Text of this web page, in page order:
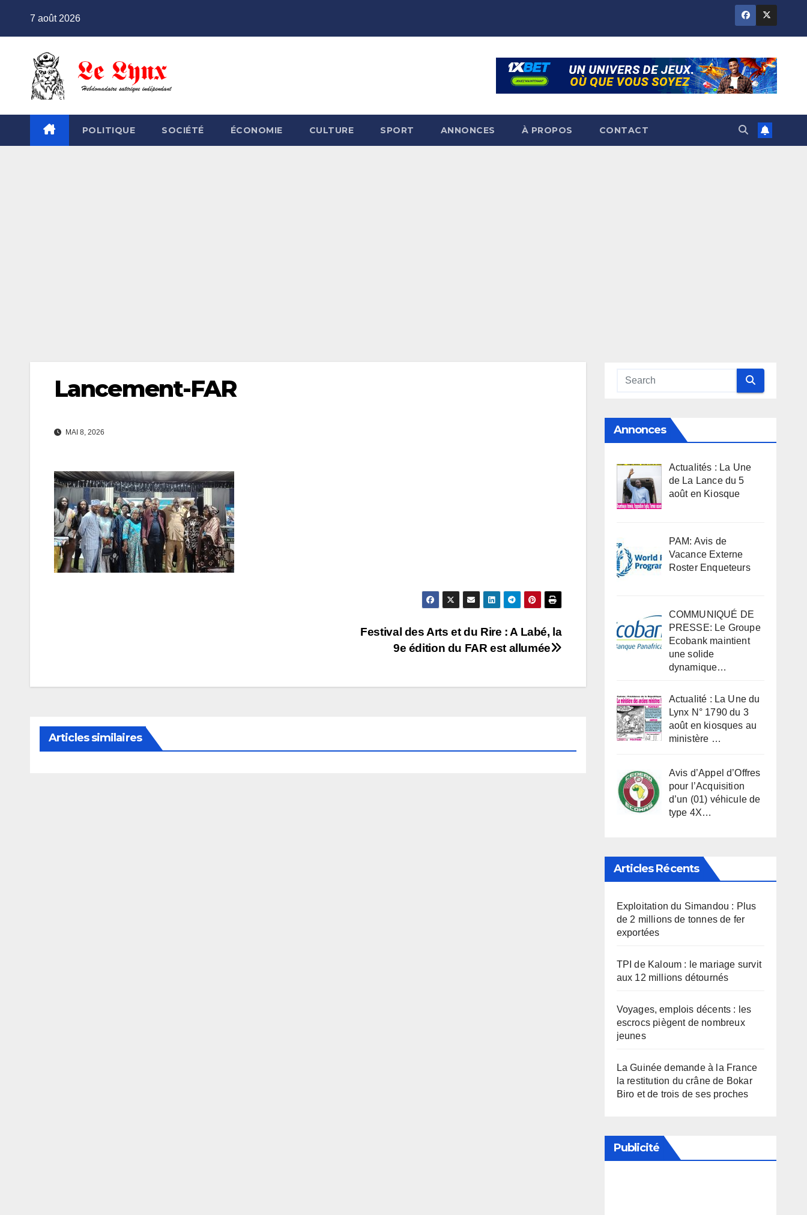
7 août 2026
POLITIQUE SOCIÉTÉ ÉCONOMIE CULTURE SPORT ANNONCES À PROPOS CONTACT
Lancement-FAR
MAI 8, 2026
l’article
Festival des Arts et du Rire : A Labé, la
9e édition du FAR est allumée
Articles similaires
Annonces
Actualités : La Une
de La Lance du 5
août en Kiosque
PAM: Avis de
Vacance Externe
Roster Enqueteurs
COMMUNIQUÉ DE
PRESSE: Le Groupe
Ecobank maintient
une solide
dynamique…
Actualité : La Une du
Lynx N° 1790 du 3
août en kiosques au
ministère …
Avis d’Appel d’Offres
pour l’Acquisition
d’un (01) véhicule de
type 4X…
Articles Récents
Exploitation du Simandou : Plus
de 2 millions de tonnes de fer
exportées
TPI de Kaloum : le mariage survit
aux 12 millions détournés
Voyages, emplois décents : les
escrocs piègent de nombreux
jeunes
La Guinée demande à la France
la restitution du crâne de Bokar
Biro et de trois de ses proches
Publicité